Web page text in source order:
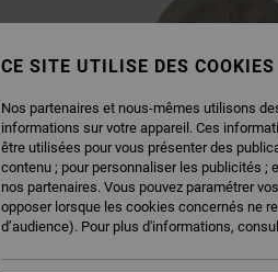
CE SITE UTILISE DES COOKIES
Nos partenaires et nous-mêmes utilisons
informations sur votre appareil. Ces
être utilisées pour vous présenter des
contenu ; pour personnaliser les publicités ;
nos partenaires. Vous pouvez paramétrer
opposer lorsque les cookies concernés ne
d’audience). Pour plus d'informations,